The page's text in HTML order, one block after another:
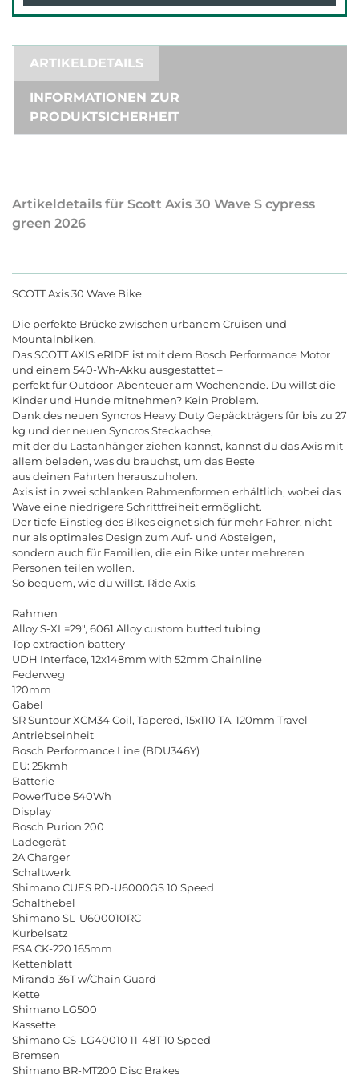
ARTIKELDETAILS
INFORMATIONEN ZUR
PRODUKTSICHERHEIT
Artikeldetails für Scott Axis 30 Wave S cypress
green 2026
SCOTT Axis 30 Wave Bike
Die perfekte Brücke zwischen urbanem Cruisen und
Mountainbiken.
Das SCOTT AXIS eRIDE ist mit dem Bosch Performance Motor
und einem 540-Wh-Akku ausgestattet–
perfekt für Outdoor-Abenteuer am Wochenende. Du willst die
Kinder und Hunde mitnehmen? Kein Problem.
Dank des neuen Syncros Heavy Duty Gepäckträgers für bis zu 27
kg und der neuen Syncros Steckachse,
mit der du Lastanhänger ziehen kannst, kannst du das Axis mit
allem beladen, was du brauchst, um das Beste
aus deinen Fahrten herauszuholen.
Axis ist in zwei schlanken Rahmenformen erhältlich, wobei das
Wave eine niedrigere Schrittfreiheit ermöglicht.
Der tiefe Einstieg des Bikes eignet sich für mehr Fahrer, nicht
nur als optimales Design zum Auf- und Absteigen,
sondern auch für Familien, die ein Bike unter mehreren
Personen teilen wollen.
So bequem, wie du willst. Ride Axis.
Rahmen
Alloy S-XL=29", 6061 Alloy custom butted tubing
Top extraction battery
UDH Interface, 12x148mm with 52mm Chainline
Federweg
120mm
Gabel
SR Suntour XCM34 Coil, Tapered, 15x110 TA, 120mm Travel
Antriebseinheit
Bosch Performance Line (BDU346Y)
EU: 25kmh
Batterie
PowerTube 540Wh
Display
Bosch Purion 200
Ladegerät
2A Charger
Schaltwerk
Shimano CUES RD-U6000GS 10 Speed
Schalthebel
Shimano SL-U600010RC
Kurbelsatz
FSA CK-220 165mm
Kettenblatt
Miranda 36T w/Chain Guard
Kette
Shimano LG500
Kassette
Shimano CS-LG40010 11-48T 10 Speed
Bremsen
Shimano BR-MT200 Disc Brakes